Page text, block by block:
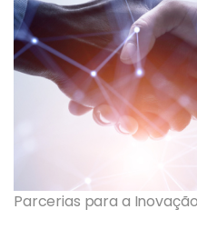
Parcerias para a